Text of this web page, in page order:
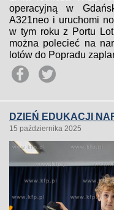
operacyjną w
A321neo i uruchomi
w tym roku z Portu
można polecieć na
lotów do Popradu
DZIEŃ EDUKACJI
15 października 2025